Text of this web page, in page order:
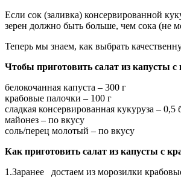
Если сок (заливка) консервированной
зерен должно быть больше, чем сока (не
Теперь мы знаем, как выбрать
Чтобы приготовить салат из капусты
белокочанная капуста – 300 г
крабовые палочки – 100 г
сладкая консервированная кукуруза – 0,5
майонез – по вкусу
соль/перец молотый – по вкусу
Как приготовить салат из капусты с
1.Заранее достаем из морозилки